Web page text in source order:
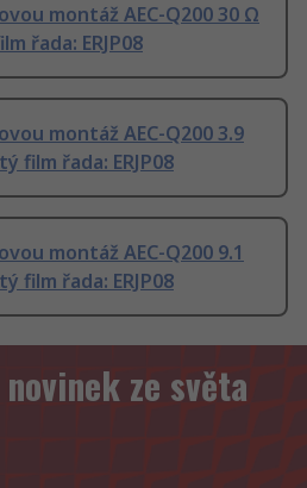
montáž AEC-Q200 30 Ω
řada: ERJP08
montáž AEC-Q200 3.9
film řada: ERJP08
montáž AEC-Q200 9.1
film řada: ERJP08
ze světa